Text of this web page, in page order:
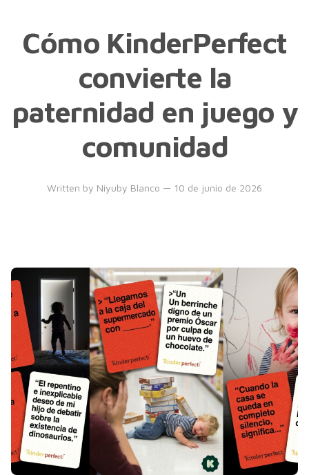
Cómo KinderPerfect
convierte la
paternidad en juego y
comunidad
Written by Niyuby Blanco — 10 de junio de 2026